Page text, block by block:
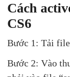
Cách
CS6
Bước 1: Tải
Bước 2: Vào